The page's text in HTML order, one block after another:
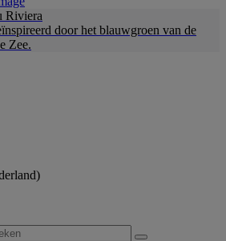
Riviera
door het blauwgroen van de
Zee.